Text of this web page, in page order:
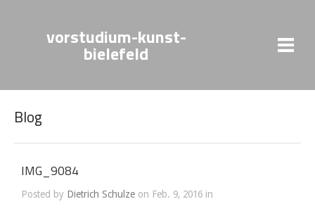
vorstudium-kunst-
bielefeld
Blog
IMG_9084
Posted by Dietrich Schulze on Feb. 9, 2016 in